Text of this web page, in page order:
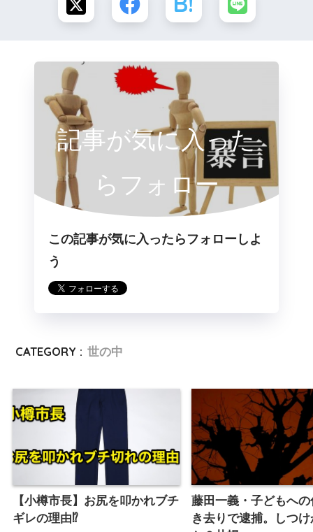
記事が気に入った
らフォロー
この記事が気に入ったらフォローしよ
う
CATEGORY : 世の中
【小樽市長】お尻を叩かれブチ
ギレの理由⁉︎
藤田一義・子どもへ
き去りで逮捕。しつ